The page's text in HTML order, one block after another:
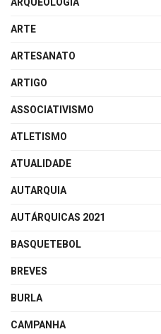
ARTE
ARTESANATO
ARTIGO
ASSOCIATIVISMO
ATLETISMO
ATUALIDADE
AUTARQUIA
AUTÁRQUICAS 2021
BASQUETEBOL
BREVES
BURLA
CAMPANHA